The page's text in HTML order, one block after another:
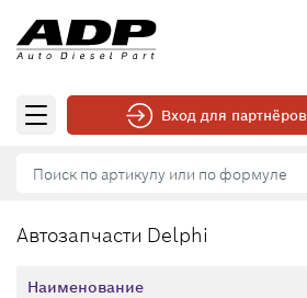
Вход для партнёров
Автозапчасти Delphi
Наименование